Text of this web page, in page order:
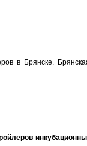
в Брянске.